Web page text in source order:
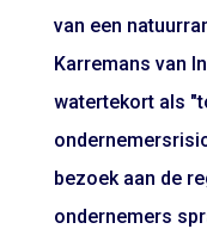
van een
Karremans van
watertekort als
bezoek aan de
ondernemers